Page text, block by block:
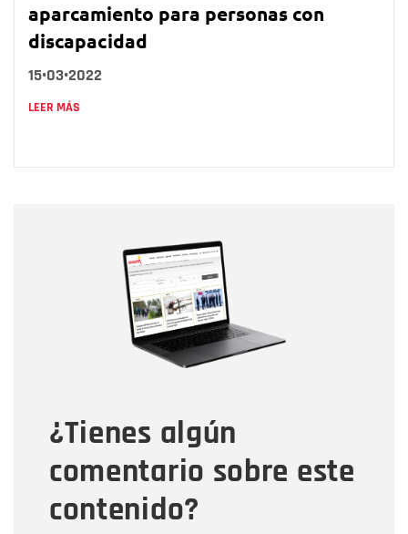
aparcamiento para personas con
discapacidad
15•03•2022
LEER MÁS
¿Tienes algún
comentario sobre este
contenido?
Correo electrónico
Tipo de comentario
Mensaje